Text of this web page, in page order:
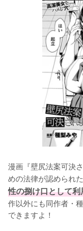
漫画『壁尻法案可決
めの法律が認められた
性の捌け口として
作以外にも同作者・
できますよ！